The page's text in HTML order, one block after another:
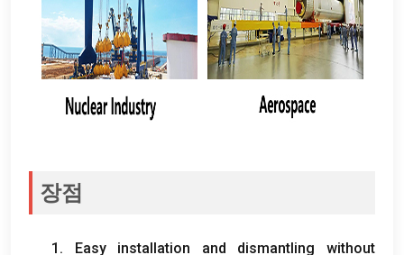
장점
1. Easy installation and dismantling without